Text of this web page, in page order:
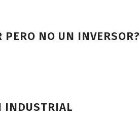
PERO NO UN INVERSOR?
INDUSTRIAL